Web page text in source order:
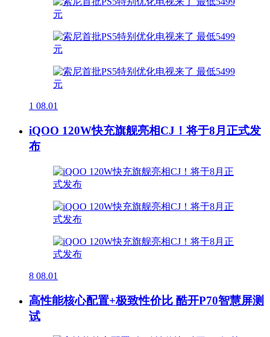
1 08.01
iQOO 120W快充旗舰亮相CJ！将于8月正式发
布
8 08.01
高性能核心配置+极致性价比 酷开P70智慧屏测
试